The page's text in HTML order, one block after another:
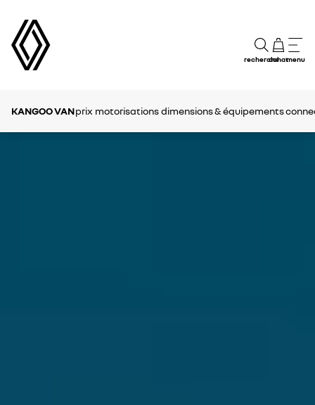
rechercheachatmenu
KANGOO VANprix motorisations dimensions & équipements